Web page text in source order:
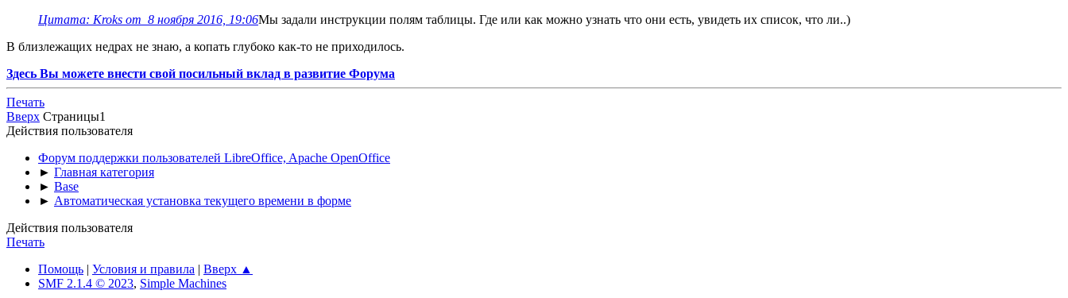
Цитата: Kroks от 8 ноября 2016, 19:06Мы задали инструкции полям таблицы. Где или как можно узнать что они есть, увидеть их список, что ли..)
В близлежащих недрах не знаю, а копать глубоко как-то не приходилось.
Здесь Вы можете внести свой посильный вклад в развитие Форума
Печать
Вверх Страницы1
Действия пользователя
Форум поддержки пользователей LibreOffice, Apache OpenOffice
► Главная категория
► Base
► Автоматическая установка текущего времени в форме
Действия пользователя
Печать
Помощь | Условия и правила | Вверх ▲
SMF 2.1.4 © 2023, Simple Machines